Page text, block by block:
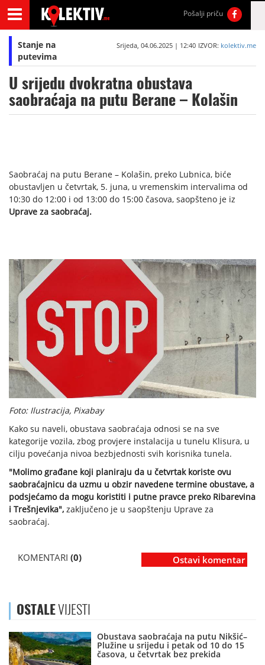
Pošalji priču
Stanje na
putevima
Srijeda, 04.06.2025 | 12:40 IZVOR: kolektiv.me
U srijedu dvokratna obustava
saobraćaja na putu Berane – Kolašin
Saobraćaj na putu Berane – Kolašin, preko Lubnica, biće
obustavljen u četvrtak, 5. juna, u vremenskim intervalima od
10:30 do 12:00 i od 13:00 do 15:00 časova, saopšteno je iz
Uprave za saobraćaj.
Foto: Ilustracija, Pixabay
Kako su naveli, obustava saobraćaja odnosi se na sve
kategorije vozila, zbog provjere instalacija u tunelu Klisura, u
cilju povećanja nivoa bezbjednosti svih korisnika tunela.
"Molimo građane koji planiraju da u četvrtak koriste ovu
saobraćajnicu da uzmu u obzir navedene termine obustave, a
podsjećamo da mogu koristiti i putne pravce preko Ribarevina
i Trešnjevika", zaključeno je u saopštenju Uprave za
saobraćaj.
KOMENTARI (0) Ostavi komentar
OSTALEVIJESTI
Obustava saobraćaja na putu Nikšić–
Plužine u srijedu i petak od 10 do 15
časova, u četvrtak bez prekida